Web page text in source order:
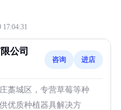
17:04:31
公司
咨询 进店
藁城区，专营草莓等种
优质种植器具解决方